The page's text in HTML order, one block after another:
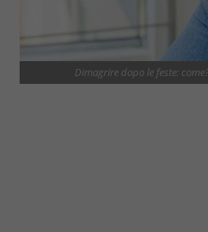
Dimagrire dopo le feste: